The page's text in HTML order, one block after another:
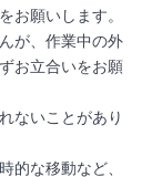
お願いします。
が、作業中の外
お立合いをお願
ないことがあり
的な移動など、